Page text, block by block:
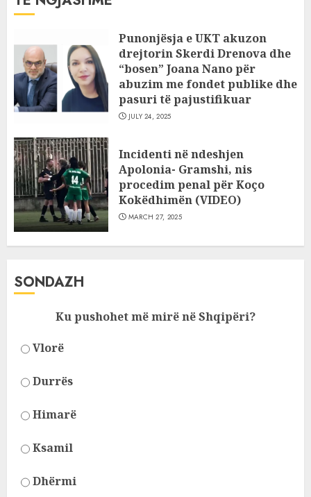
Punonjësja e UKT akuzon
drejtorin Skerdi Drenova dhe
“bosen” Joana Nano për
abuzim me fondet publike dhe
pasuri të pajustifikuar
JULY 24, 2025
Incidenti në ndeshjen
Apolonia- Gramshi, nis
procedim penal për Koço
Kokëdhimën (VIDEO)
MARCH 27, 2025
SONDAZH
Ku pushohet më mirë në Shqipëri?
Vlorë
Durrës
Himarë
Ksamil
Dhërmi